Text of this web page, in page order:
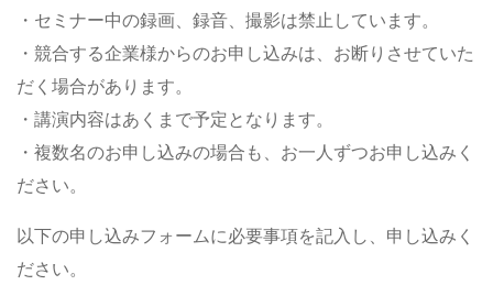
・セミナー中の録画、録音、撮影は禁止しています。
・競合する企業様からのお申し込みは、お断りさせていた
だく場合があります。
・講演内容はあくまで予定となります。
・複数名のお申し込みの場合も、お一人ずつお申し込みく
ださい。
以下の申し込みフォームに必要事項を記入し、申し込みく
ださい。